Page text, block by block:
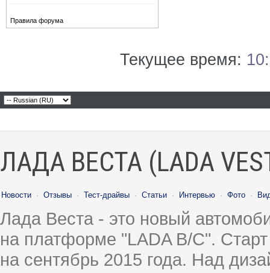
Правила форума
Текущее время:
ЛАДА ВЕСТА (LADA
Новости · Отзывы · Тест-драйвы · Статьи · Интервью · Фото ·
Лада Веста - это новый
на платформе "LADA B/C".
на сентябрь 2015 года. Над